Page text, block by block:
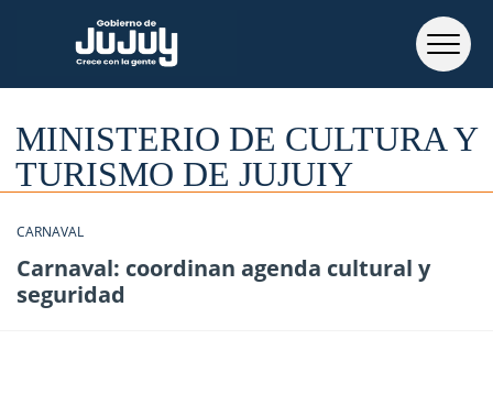
MINISTERIO DE CULTURA Y
TURISMO DE JUJUIY
CARNAVAL
Carnaval: coordinan agenda cultural y
seguridad